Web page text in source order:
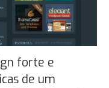
forte e
de um